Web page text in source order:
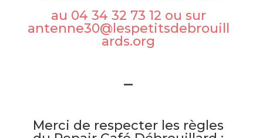
au 04 34 32 73 12 ou sur
antenne30@lespetitsdebrouill
ards.org
–
Merci de respecter les règles